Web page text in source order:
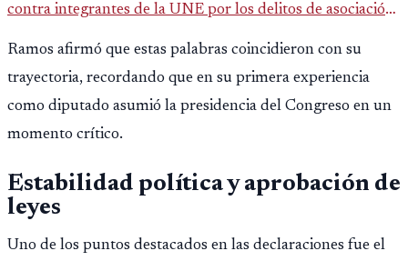
contra integrantes de la UNE por los delitos de asociación
ilícita, terrorismo y sedición.
Ramos afirmó que estas palabras coincidieron con su
trayectoria, recordando que en su primera experiencia
como diputado asumió la presidencia del Congreso en un
momento crítico.
Estabilidad política y aprobación de
leyes
Uno de los puntos destacados en las declaraciones fue el